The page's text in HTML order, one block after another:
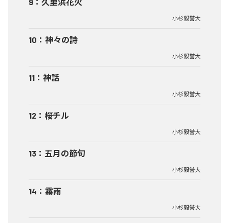
小杉毅誉大
10 ： 神々の詩
小杉毅誉大
11 ： 神話
小杉毅誉大
12 ： 桜チル
小杉毅誉大
13 ： 五月の節句
小杉毅誉大
14 ： 霧雨
小杉毅誉大